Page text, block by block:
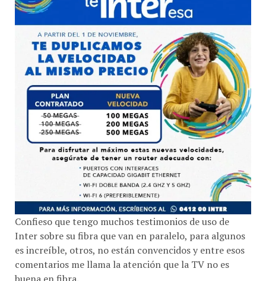
Confieso que tengo muchos testimonios de uso de
Inter sobre su fibra que van en paralelo, para algunos
es increíble, otros, no están convencidos y entre esos
comentarios me llama la atención que la TV no es
buena en fibra.